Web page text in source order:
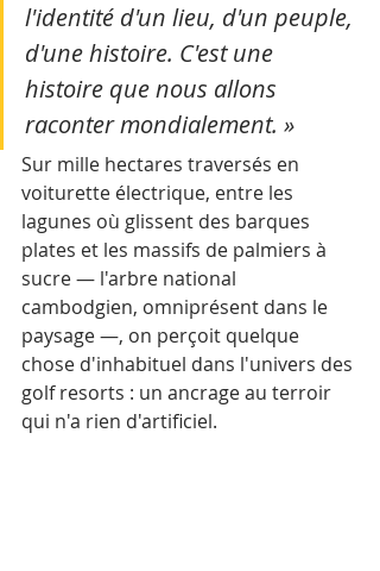
l'identité d'un lieu, d'un peuple,
d'une histoire. C'est une
histoire que nous allons
raconter mondialement. »
Sur mille hectares traversés en
voiturette électrique, entre les
lagunes où glissent des barques
plates et les massifs de palmiers à
sucre — l'arbre national
cambodgien, omniprésent dans le
paysage —, on perçoit quelque
chose d'inhabituel dans l'univers des
golf resorts : un ancrage au terroir
qui n'a rien d'artificiel.